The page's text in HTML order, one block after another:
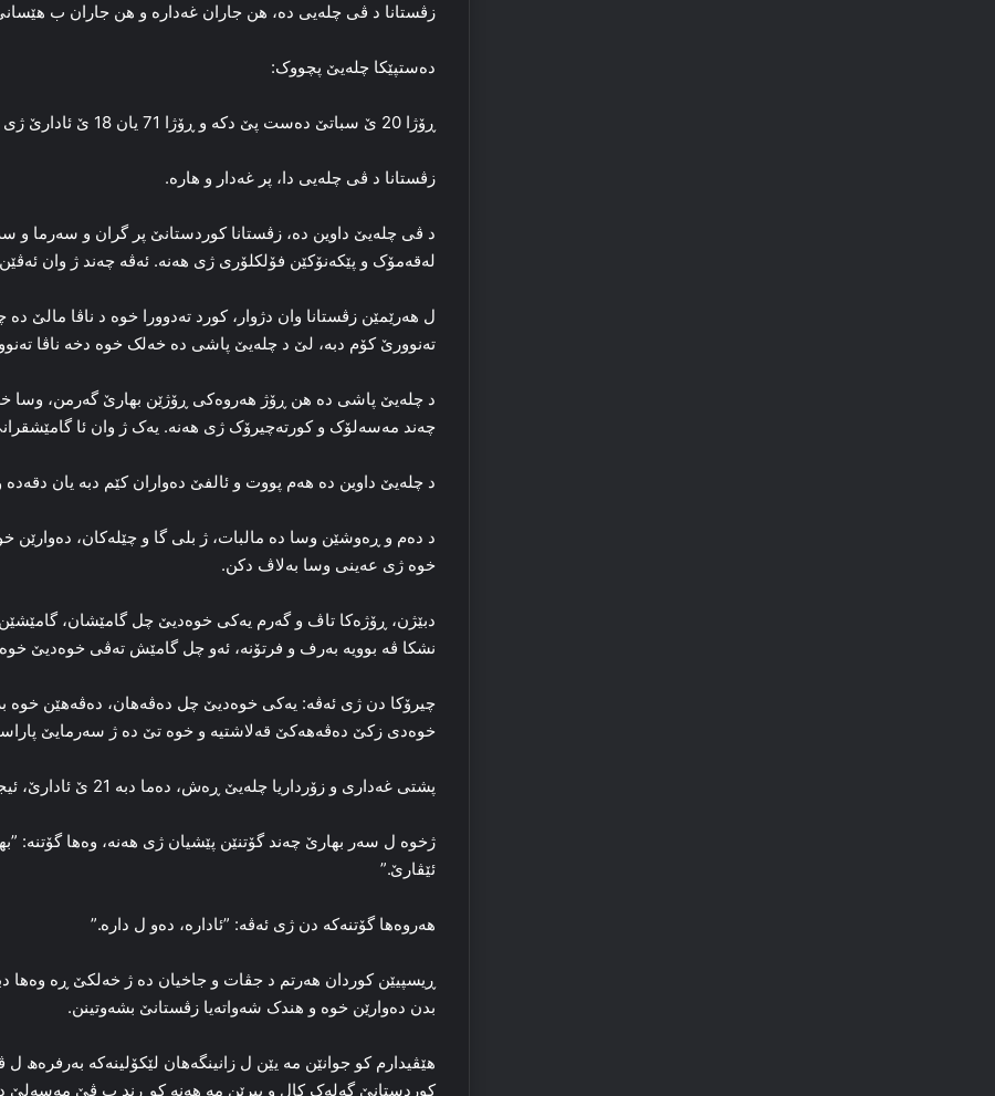
زڤستانا د ڤی چله‌یی ده‌، هن جاران غه‌داره‌ و هن جاران ب
ده‌ستپێکا چله‌یێ پچووک:
ڕۆژا 20 ێ سباتێ ده‌ست پێ دکه‌ و ڕۆژا 71 یان 18 ێ ئادارێ ژی ب داوی دبه‌. ئه‌ڤ چله‌، 20 ڕۆژن.
زڤستانا د ڤی چله‌یی دا، پر غه‌دار و هاره‌.
د ڤی چله‌یێ داوین ده‌، زڤستانا کوردستانێ پر گران و
له‌قه‌مۆک و پێکه‌نۆکێن فۆلکلۆری ژی هه‌نه‌. ئه‌ڤه‌ چه‌ند ژ وان
ل هه‌رێمێن زڤستانا وان دژوار، کورد ته‌دوورا خوه‌ د ناڤا
ته‌نوورێ کۆم دبه‌، لێ د چله‌یێ پاشی ده‌ خه‌لک خوه‌ دخه‌ ناڤا
د چله‌یێ پاشی ده‌ هن ڕۆژ هه‌روه‌کی ڕۆژێن بهارێ گه‌رمن،
چه‌ند مه‌سه‌لۆک و کورته‌چیرۆک ژی هه‌نه‌. یه‌ک ژ وان ئا
د چله‌یێ داوین ده‌ هه‌م پووت و ئالفێ ده‌واران کێم دبه‌ یان
د ده‌م و ڕه‌وشێن وسا ده‌ مالبات، ژ بلی گا و چێله‌کان، ده‌وارێن
خوه‌ ژی عه‌ینی وسا به‌لاڤ دکن.
دبێژن، ڕۆژه‌کا تاڤ و گه‌رم یه‌کی خوه‌دیێ چل گامێشان،
نشکا ڤه‌ بوویه‌ به‌رف و فرتۆنه‌، ئه‌و چل گامێش ته‌ڤی خوه‌دیێ
چیرۆکا دن ژی ئه‌ڤه‌: یه‌کی خوه‌دیێ چل ده‌ڤه‌هان، ده‌ڤه‌هێن خوه‌
خوه‌دی زکێ ده‌ڤه‌هه‌کێ قه‌لاشتیه‌ و خوه‌ تێ ده‌ ژ سه‌رمایێ
پشتی غه‌داری و زۆرداریا چله‌یێ ڕه‌ش، ده‌ما دبه‌ 21 ێ ئادارێ، ئیجار بهار ده‌ست پێ دکه‌.
ژخوه‌ ل سه‌ر بهارێ چه‌ند گۆتنێن پێشیان ژی هه‌نه‌، وه‌ها گۆتنه‌:
ئێڤارێ.”
هه‌روه‌ها گۆتنه‌که‌ دن ژی ئه‌ڤه‌: ”ئاداره‌، ده‌و ل داره‌.”
ڕیسپیێن کوردان هه‌رتم د جڤات و جاخیان ده‌ ژ خه‌لکێ ڕه‌ وه‌ها
بدن ده‌وارێن خوه‌ و هندک شه‌واته‌یا زڤستانێ بشه‌وتینن.
هێڤیدارم کو جوانێن مه‌ یێن ل زانینگه‌هان لێکۆلینه‌که‌ به‌رفره‌ھ
کوردستانێ گه‌له‌ک کال و پیرێن مه‌ هه‌نه‌ کو ڕند ب ڤێ مه‌سه‌لێ